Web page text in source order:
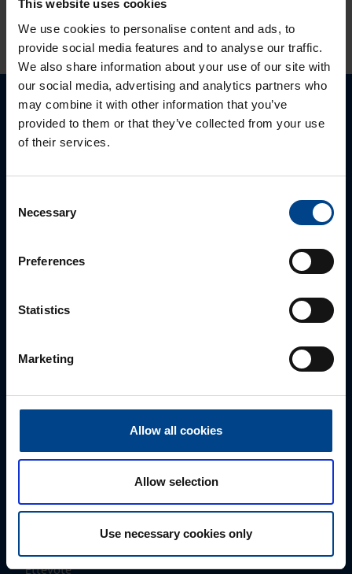
This website uses cookies
We use cookies to personalise content and ads, to
provide social media features and to analyse our traffic.
We also share information about your use of our site with
our social media, advertising and analytics partners who
may combine it with other information that you’ve
provided to them or that they’ve collected from your use
of their services.
Selection
Necessary
Preferences
Statistics
Marketing
Allow all cookies
Allow selection
Use necessary cookies only
Palun võtke meiega ühendust
MÜÜGIJUHT
+372 56560000
Perekonnanimi*
Ettevõte